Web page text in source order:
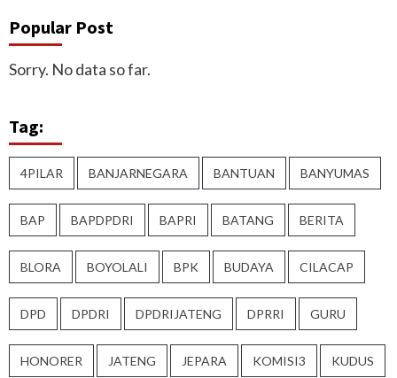
Popular Post
Sorry. No data so far.
Tag:
4PILAR BANJARNEGARA BANTUAN BANYUMAS
BAP BAPDPDRI BAPRI BATANG BERITA
BLORA BOYOLALI BPK BUDAYA CILACAP
DPD DPDRI DPDRIJATENG DPRRI GURU
HONORER JATENG JEPARA KOMISI3 KUDUS